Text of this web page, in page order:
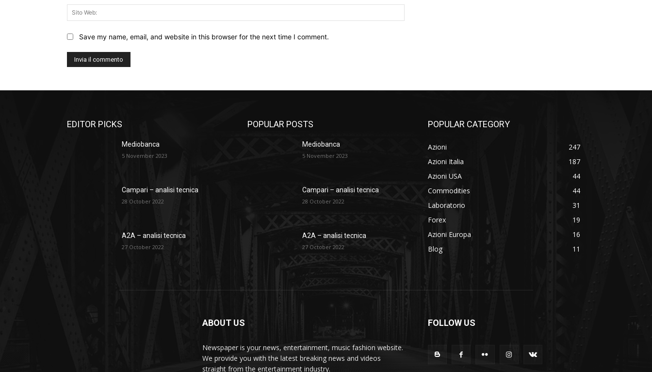
Web:
Save my name, email, and website in this browser for the next time I comment.
EDITOR PICKS
Mediobanca
5 November 2023
Campari – analisi tecnica
28 October 2022
A2A – analisi tecnica
27 October 2022
POPULAR POSTS
Mediobanca
5 November 2023
Campari – analisi tecnica
28 October 2022
A2A – analisi tecnica
27 October 2022
POPULAR CATEGORY
Azioni
247
Azioni Italia
187
Azioni USA
44
Commodities
44
Laboratorio
31
Forex
19
Azioni Europa
16
Blog
11
ABOUT US
Newspaper is your news, entertainment, music fashion website.
We provide you with the latest breaking news and videos
straight from the entertainment industry.
FOLLOW US